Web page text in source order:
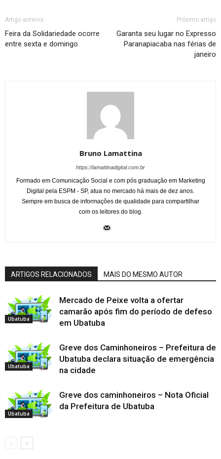
Artigo anterior
Feira da Solidariedade ocorre
entre sexta e domingo
Próximo artigo
Garanta seu lugar no Expresso
Paranapiacaba nas férias de
janeiro
Bruno Lamattina
https://lamattinadigital.com.br
Formado em Comunicação Social e com pós graduação em Marketing
Digital pela ESPM - SP, atua no mercado há mais de dez anos.
Sempre em busca de informações de qualidade para compartilhar
com os leitores do blog.
ARTIGOS RELACIONADOS MAIS DO MESMO AUTOR
Ubatuba
Mercado de Peixe volta a ofertar
camarão após fim do período de defeso
em Ubatuba
Ubatuba
Greve dos Caminhoneiros – Prefeitura de
Ubatuba declara situação de emergência
na cidade
Ubatuba
Greve dos caminhoneiros – Nota Oficial
da Prefeitura de Ubatuba